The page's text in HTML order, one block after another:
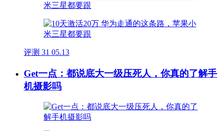
评测 31 05.13
Get一点：都说底大一级压死人，你真的了解手
机摄影吗